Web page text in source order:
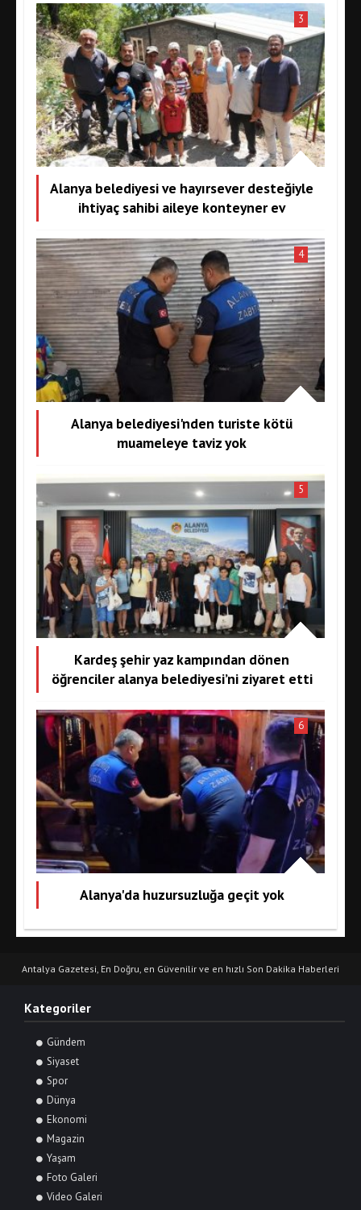
Alanya belediyesi ve hayırsever desteğiyle
ihtiyaç sahibi aileye konteyner ev
3
Alanya belediyesi'nden turiste kötü
muameleye taviz yok
4
Kardeş şehir yaz kampından dönen
öğrenciler alanya belediyesi’ni ziyaret etti
5
Alanya'da huzursuzluğa geçit yok
6
Antalya Gazetesi, En Doğru, en Güvenilir ve en hızlı Son Dakika Haberleri
Kategoriler
Gündem
Siyaset
Spor
Dünya
Ekonomi
Magazin
Yaşam
Foto Galeri
Video Galeri